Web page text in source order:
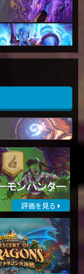
評価を見る